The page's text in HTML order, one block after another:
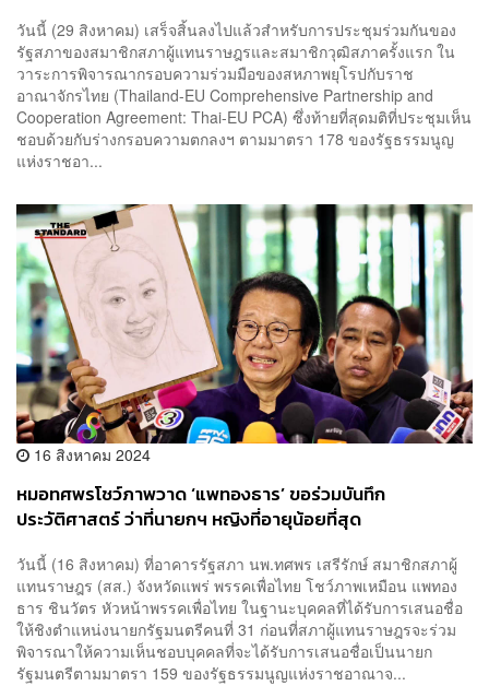
วันนี้ (29 สิงหาคม) เสร็จสิ้นลงไปแล้วสำหรับการประชุมร่วมกันของ
รัฐสภาของสมาชิกสภาผู้แทนราษฎรและสมาชิกวุฒิสภาครั้งแรก ใน
วาระการพิจารณากรอบความร่วมมือของสหภาพยุโรปกับราช
อาณาจักรไทย (Thailand-EU Comprehensive Partnership and
Cooperation Agreement: Thai-EU PCA) ซึ่งท้ายที่สุดมติที่ประชุมเห็น
ชอบด้วยกับร่างกรอบความตกลงฯ ตามมาตรา 178 ของรัฐธรรมนูญ
แห่งราชอา...
16 สิงหาคม 2024
หมอทศพรโชว์ภาพวาด ‘แพทองธาร’ ขอร่วมบันทึก
ประวัติศาสตร์ ว่าที่นายกฯ หญิงที่อายุน้อยที่สุด
วันนี้ (16 สิงหาคม) ที่อาคารรัฐสภา นพ.ทศพร เสรีรักษ์ สมาชิกสภาผู้
แทนราษฎร (สส.) จังหวัดแพร่ พรรคเพื่อไทย โชว์ภาพเหมือน แพทอง
ธาร ชินวัตร หัวหน้าพรรคเพื่อไทย ในฐานะบุคคลที่ได้รับการเสนอชื่อ
ให้ชิงตำแหน่งนายกรัฐมนตรีคนที่ 31 ก่อนที่สภาผู้แทนราษฎรจะร่วม
พิจารณาให้ความเห็นชอบบุคคลที่จะได้รับการเสนอชื่อเป็นนายก
รัฐมนตรีตามมาตรา 159 ของรัฐธรรมนูญแห่งราชอาณาจ...